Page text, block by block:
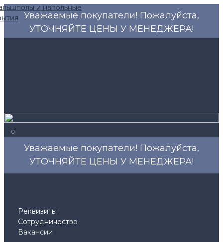
Уважаемые покупатели! Пожалуйста,
УТОЧНЯЙТЕ ЦЕНЫ У МЕНЕДЖЕРА!
0
Уважаемые покупатели! Пожалуйста,
УТОЧНЯЙТЕ ЦЕНЫ У МЕНЕДЖЕРА!
Реквизиты
Сотрудничество
Вакансии